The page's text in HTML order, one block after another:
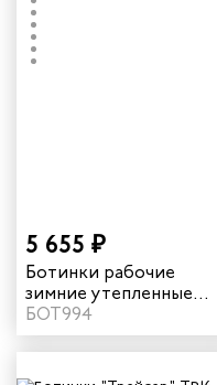
5 655 ₽
Ботинки рабочие
зимние утепленные
"Трейсер" TR16 с КП/КС
цвет черный
БОТ994